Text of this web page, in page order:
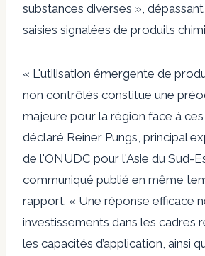
substances diverses »,
saisies signalées de produits
« L'utilisation émergente de
non contrôlés constitue une
majeure pour la région face à
déclaré Reiner Pungs, principal
de l'ONUDC pour l'Asie du Sud-
communiqué publié en même
rapport. « Une réponse efficace
investissements dans les cadres
les capacités d’application, ainsi